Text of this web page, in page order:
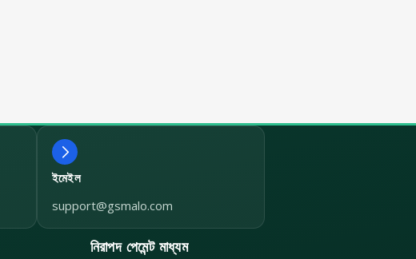
ইমেইল
support@gsmalo.com
নিরাপদ পেমেন্ট মাধ্যম